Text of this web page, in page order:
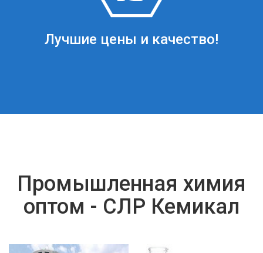
Лучшие цены и качество!
Промышленная химия
оптом - СЛР Кемикал